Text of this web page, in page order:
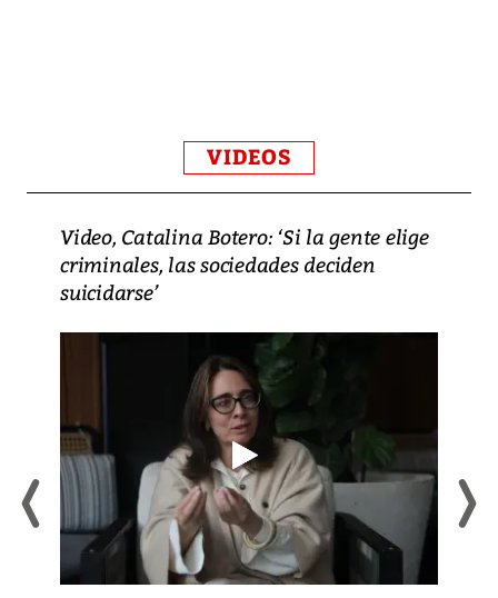
VIDEOS
Video, Catalina Botero: ‘Si la gente elige
criminales, las sociedades deciden
suicidarse’